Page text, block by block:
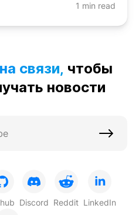
1 min read
связи, чтобы
новости
Discord Reddit LinkedIn